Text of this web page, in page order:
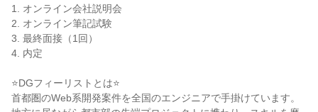
1. オンライン会社説明会
2. オンライン筆記試験
3. 最終面接（1回）
4. 内定
⭐DGフィーリストとは⭐
首都圏のWeb系開発案件を全国のエンジニアで手掛けています。